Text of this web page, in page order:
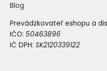
Blog
Prevádzkovateľ eshopu a
IČO: 50463896
IČ DPH: SK2120339122